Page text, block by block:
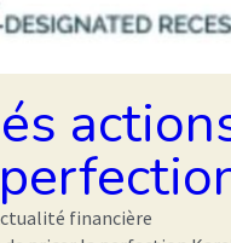
financière